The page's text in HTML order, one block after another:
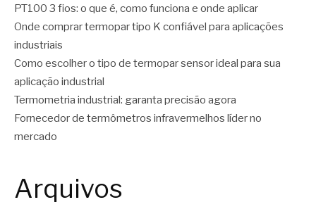
PT100 3 fios: o que é, como funciona e onde aplicar
Onde comprar termopar tipo K confiável para aplicações
industriais
Como escolher o tipo de termopar sensor ideal para sua
aplicação industrial
Termometria industrial: garanta precisão agora
Fornecedor de termômetros infravermelhos líder no
mercado
Arquivos